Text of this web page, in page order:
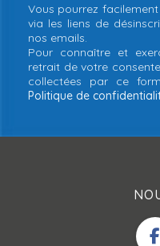
Vous pourrez
via les liens de
nos emails.
Pour connaître et
retrait de votre
collectées par ce
Politique de